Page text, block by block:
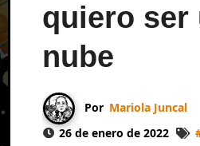
quiero ser
nube
Por Mariola Juncal
26 de enero de 2022